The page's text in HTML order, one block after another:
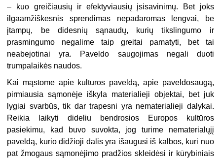
– kuo greičiausių ir efektyviausių įsisavinimų. Bet joks
ilgaamžiškesnis sprendimas nepadaromas lengvai, be
įtampų, be didesnių sąnaudų, kurių tikslingumo ir
prasmingumo negalime taip greitai pamatyti, bet tai
neabejotinai yra. Paveldo saugojimas negali duoti
trumpalaikės naudos.
Kai mąstome apie kultūros paveldą, apie paveldosaugą,
pirmiausia sąmonėje iškyla materialieji objektai, bet juk
lygiai svarbūs, tik dar trapesni yra nematerialieji dalykai.
Reikia laikyti dideliu bendrosios Europos kultūros
pasiekimu, kad buvo suvokta, jog turime nematerialųjį
paveldą, kurio didžioji dalis yra išaugusi iš kalbos, kuri nuo
pat žmogaus sąmonėjimo pradžios skleidėsi ir kūrybiniais